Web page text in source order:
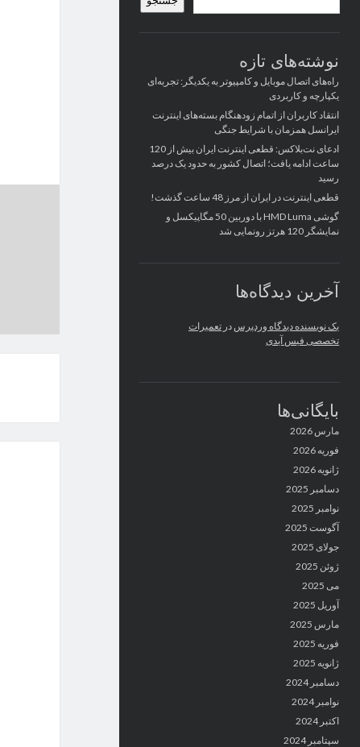
نوشته‌های تازه
راه‌های اتصال موبایل و کامپیوتر به یکدیگر: تجربه‌ای
یکپارچه و کاربردی
انتقاد کاربران از اتمام زودهنگام بسته‌های اینترنت
ایرانسل همزمان با شرایط جنگی
ادعای نت‌بلاکس: قطعی اینترنت ایران بیش از 120
ساعت ادامه یافت؛ اتصال کشور به حدود یک درصد
رسید
قطعی اینترنت در ایران از مرز 48 ساعت گذشت!
گوشی HMD Luma با دوربین 50 مگاپیکسل و
نمایشگر 120 هرتز رونمایی شد
آخرین دیدگاه‌ها
یک نویسنده دیدگاه وردپرس در تعمیرات
تخصصی فیس آیدی
بایگانی‌ها
مارس 2026
فوریه 2026
ژانویه 2026
دسامبر 2025
نوامبر 2025
آگوست 2025
جولای 2025
ژوئن 2025
می 2025
آوریل 2025
مارس 2025
فوریه 2025
ژانویه 2025
دسامبر 2024
نوامبر 2024
اکتبر 2024
سپتامبر 2024